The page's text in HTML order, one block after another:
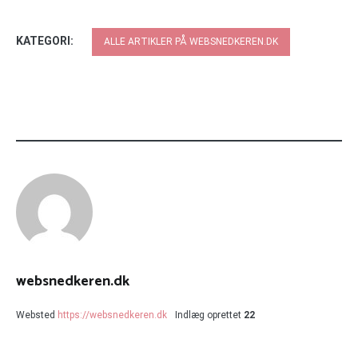
KATEGORI: ALLE ARTIKLER PÅ WEBSNEDKEREN.DK
websnedkeren.dk
Websted https://websnedkeren.dk Indlæg oprettet 22